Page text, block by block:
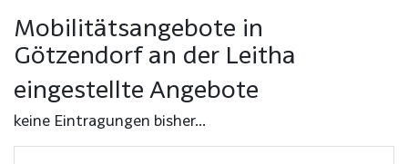
Mobilitätsangebote in
Götzendorf an der Leitha
eingestellte Angebote
keine Eintragungen bisher...